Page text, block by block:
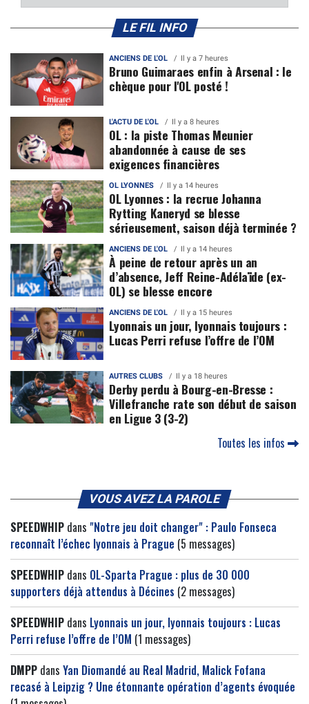
LE FIL INFO
ANCIENS DE L'OL Il y a 7 heures
Bruno Guimaraes enfin à Arsenal : le
chèque pour l'OL posté !
L'ACTU DE L'OL Il y a 8 heures
OL : la piste Thomas Meunier
abandonnée à cause de ses
exigences financières
OL LYONNES Il y a 14 heures
OL Lyonnes : la recrue Johanna
Rytting Kaneryd se blesse
sérieusement, saison déjà terminée ?
ANCIENS DE L'OL Il y a 14 heures
À peine de retour après un an
d’absence, Jeff Reine-Adélaïde (ex-
OL) se blesse encore
ANCIENS DE L'OL Il y a 15 heures
Lyonnais un jour, lyonnais toujours :
Lucas Perri refuse l’offre de l’OM
AUTRES CLUBS Il y a 18 heures
Derby perdu à Bourg-en-Bresse :
Villefranche rate son début de saison
en Ligue 3 (3-2)
Toutes les infos
VOUS AVEZ LA PAROLE
SPEEDWHIP dans "Notre jeu doit changer" : Paulo Fonseca
reconnaît l’échec lyonnais à Prague (5 messages)
SPEEDWHIP dans OL-Sparta Prague : plus de 30 000
supporters déjà attendus à Décines (2 messages)
SPEEDWHIP dans Lyonnais un jour, lyonnais toujours : Lucas
Perri refuse l’offre de l’OM (1 messages)
DMPP dans Yan Diomandé au Real Madrid, Malick Fofana
recasé à Leipzig ? Une étonnante opération d’agents évoquée